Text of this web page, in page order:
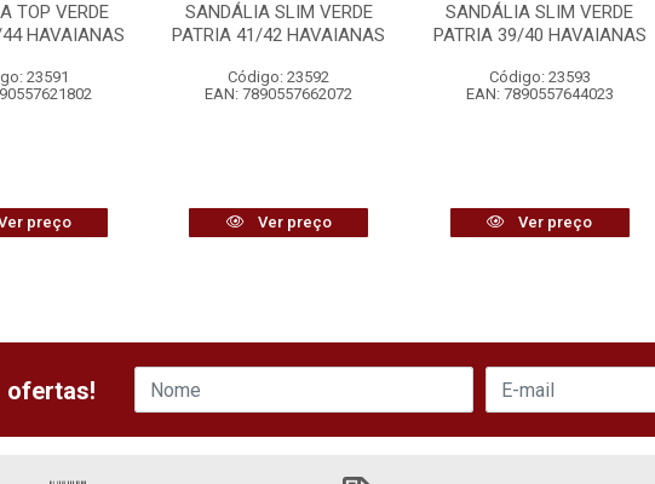
TOP VERDE
HAVAIANAS
23591
preço
SANDÁLIA SLIM VERDE
PATRIA 41/42 HAVAIANAS
Código: 23592
EAN: 7890557662072
Ver preço
SANDÁLIA SLIM VERDE
PATRIA 39/40 HAVAIANAS
Código: 23593
EAN: 7890557644023
Ver preço
ofertas!